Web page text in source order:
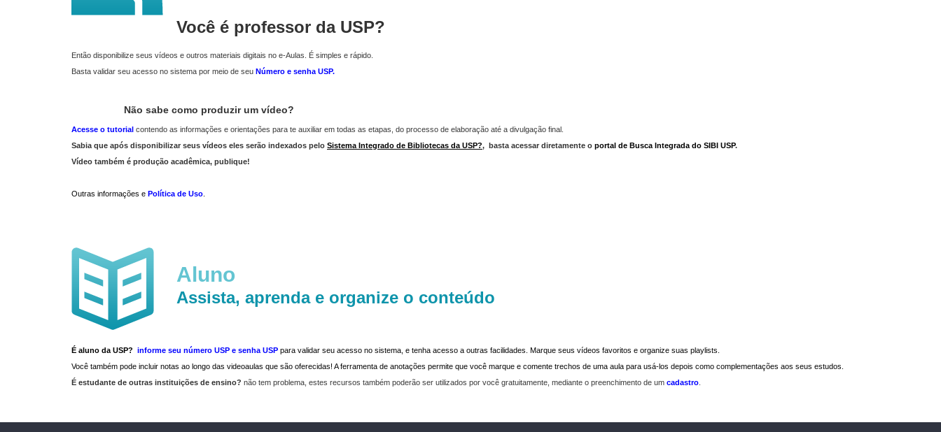
Você é professor da USP?
Então disponibilize seus vídeos e outros materiais digitais no e-Aulas. É simples e rápido.
Basta validar seu acesso no sistema por meio de seu Número e senha USP.
Não sabe como produzir um vídeo?
Acesse o tutorial contendo as informações e orientações para te auxiliar em todas as etapas, do processo de elaboração até a divulgação final.
Sabia que após disponibilizar seus vídeos eles serão indexados pelo Sistema Integrado de Bibliotecas da USP?, basta acessar diretamente o portal de Busca Integrada do SIBI USP.
Vídeo também é produção acadêmica, publique!
Outras informações e Política de Uso
Aluno
Assista, aprenda e organize o conteúdo
É aluno da USP? informe seu número USP e senha USP para validar seu acesso no sistema, e tenha acesso a outras facilidades. Marque seus vídeos favoritos e organize suas playlists.
Você também pode incluir notas ao longo das videoaulas que são oferecidas! A ferramenta de anotações permite que você marque e comente trechos de uma aula para usá-los depois como complementações aos seus estudos.
É estudante de outras instituições de ensino? não tem problema, estes recursos também poderão ser utilizados por você gratuitamente, mediante o preenchimento de um cadastro